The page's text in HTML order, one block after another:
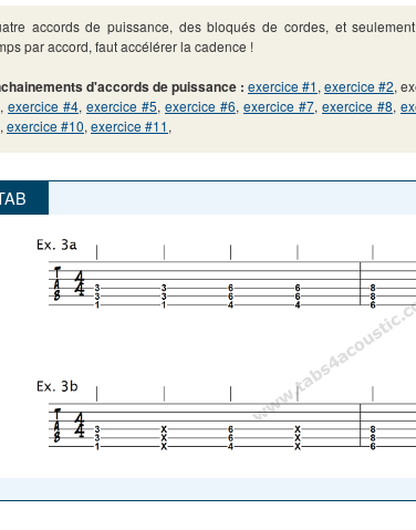
accords de puissance, des bloqués de cordes, et
par accord, faut accélérer la cadence !
d'accords de puissance : exercice #1, exercice #2,
exercice #4, exercice #5, exercice #6, exercice #7, exercice #8,
, exercice #10, exercice #11,